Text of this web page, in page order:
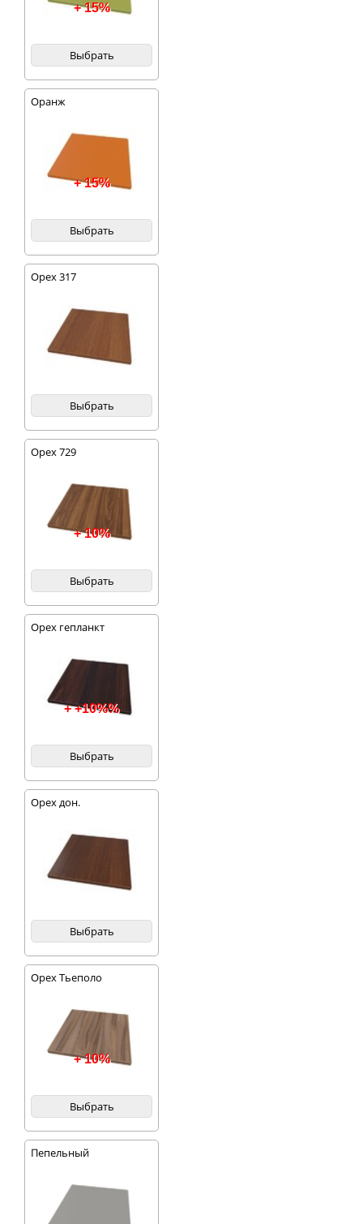
+ 15%
Выбрать
Оранж
+ 15%
Выбрать
Орех 317
Выбрать
Орех 729
+ 10%
Выбрать
Орех гепланкт
+ +10%%
Выбрать
Орех дон.
Выбрать
Орех Тьеполо
+ 10%
Выбрать
Пепельный